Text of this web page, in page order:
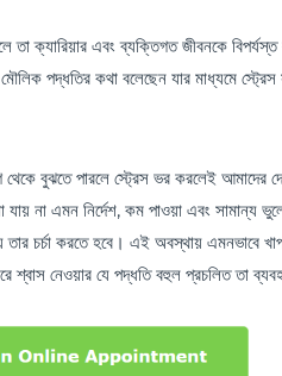
তা ক্যারিয়ার এবং ব্যক্তিগত জীবনকে
পদ্ধতির কথা বলেছেন যার মাধ্যমে
বুঝতে পারলে স্ট্রেস ভর করলেই আমাদের
যায় না এমন নির্দেশ, কম পাওয়া এবং সামান্য
চর্চা করতে হবে। এই অবস্থায় এমনভাবে
নেওয়ার যে পদ্ধতি বহুল প্রচলিত তা